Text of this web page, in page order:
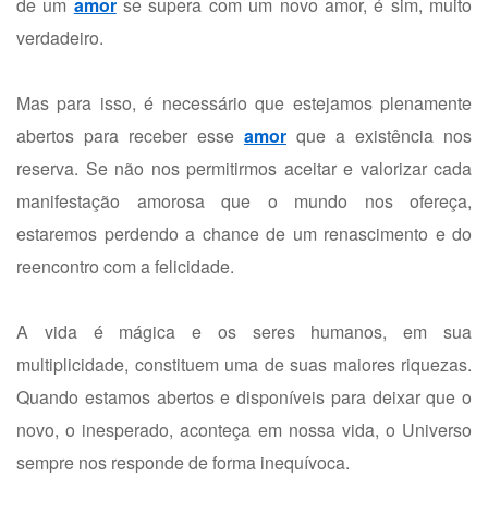
verdadeiro.
Mas para isso, é necessário que estejamos plenamente
abertos para receber esse amor que a existência nos
reserva. Se não nos permitirmos aceitar e valorizar cada
manifestação amorosa que o mundo nos ofereça,
estaremos perdendo a chance de um renascimento e do
reencontro com a felicidade.
A vida é mágica e os seres humanos, em sua
multiplicidade, constituem uma de suas maiores riquezas.
Quando estamos abertos e disponíveis para deixar que o
novo, o inesperado, aconteça em nossa vida, o Universo
sempre nos responde de forma inequívoca.